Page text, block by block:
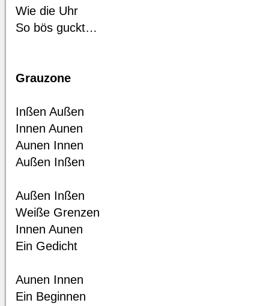
Wie die Uhr
So bös guckt…
Grauzone
Inßen Außen
Innen Aunen
Aunen Innen
Außen Inßen
Außen Inßen
Weiße Grenzen
Innen Aunen
Ein Gedicht
Aunen Innen
Ein Beginnen